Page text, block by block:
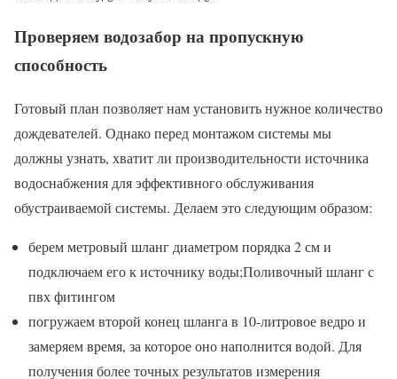
Проверяем водозабор на пропускную
способность
Готовый план позволяет нам установить нужное количество
дождевателей. Однако перед монтажом системы мы
должны узнать, хватит ли производительности источника
водоснабжения для эффективного обслуживания
обустраиваемой системы. Делаем это следующим образом:
берем метровый шланг диаметром порядка 2 см и
подключаем его к источнику воды;Поливочный шланг с
пвх фитингом
погружаем второй конец шланга в 10-литровое ведро и
замеряем время, за которое оно наполнится водой. Для
получения более точных результатов измерения